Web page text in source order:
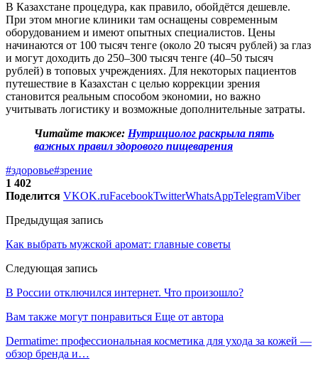
В Казахстане процедура, как правило, обойдётся дешевле.
При этом многие клиники там оснащены современным
оборудованием и имеют опытных специалистов. Цены
начинаются от 100 тысяч тенге (около 20 тысяч рублей) за глаз
и могут доходить до 250–300 тысяч тенге (40–50 тысяч
рублей) в топовых учреждениях. Для некоторых пациентов
путешествие в Казахстан с целью коррекции зрения
становится реальным способом экономии, но важно
учитывать логистику и возможные дополнительные затраты.
Читайте также: Нутрициолог раскрыла пять
важных правил здорового пищеварения
#здоровье#зрение
1 402
Поделится VKOK.ruFacebookTwitterWhatsAppTelegramViber
Предыдущая запись
Как выбрать мужской аромат: главные советы
Следующая запись
В России отключился интернет. Что произошло?
Вам также могут понравиться Еще от автора
Dermatime: профессиональная косметика для ухода за кожей —
обзор бренда и…